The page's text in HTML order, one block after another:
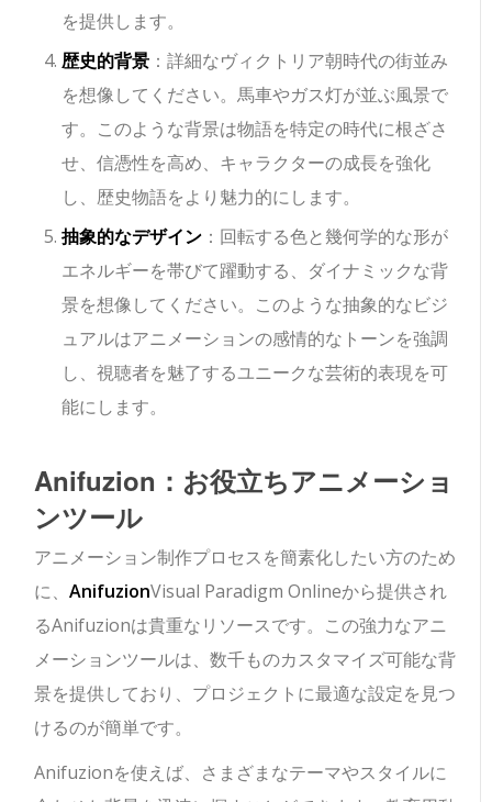
を提供します。
歴史的背景 ：詳細なヴィクトリア朝時代の街並み
を想像してください。馬車やガス灯が並ぶ風景で
す。このような背景は物語を特定の時代に根ざさ
せ、信憑性を高め、キャラクターの成長を強化
し、歴史物語をより魅力的にします。
抽象的なデザイン ：回転する色と幾何学的な形が
エネルギーを帯びて躍動する、ダイナミックな背
景を想像してください。このような抽象的なビジ
ュアルはアニメーションの感情的なトーンを強調
し、視聴者を魅了するユニークな芸術的表現を可
能にします。
Anifuzion：お役立ちアニメーショ
ンツール
アニメーション制作プロセスを簡素化したい方のため
に、AnifuzionVisual Paradigm Onlineから提供され
るAnifuzionは貴重なリソースです。この強力なアニ
メーションツールは、数千ものカスタマイズ可能な背
景を提供しており、プロジェクトに最適な設定を見つ
けるのが簡単です。
Anifuzionを使えば、さまざまなテーマやスタイルに